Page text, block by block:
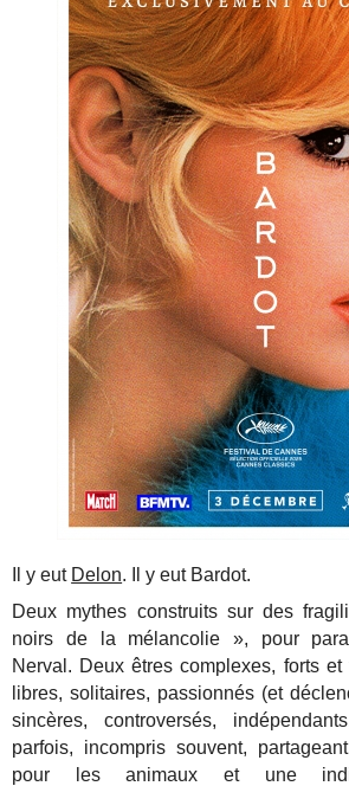
Il y eut Delon. Il y eut Bardot.
Deux mythes construits sur des
noirs de la mélancolie », pour
Nerval. Deux êtres complexes, forts et
libres, solitaires, passionnés (et
sincères, controversés,
parfois, incompris souvent,
pour les animaux et une